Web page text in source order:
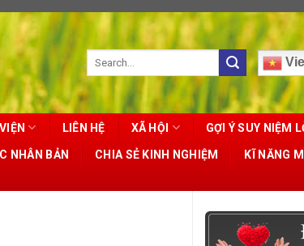
LIÊN HỆ XÃ HỘI GỢI Ý SUY NIỆM
NHÂN BẢN CHIA SẺ KINH NGHIỆM
KĨ NĂNG